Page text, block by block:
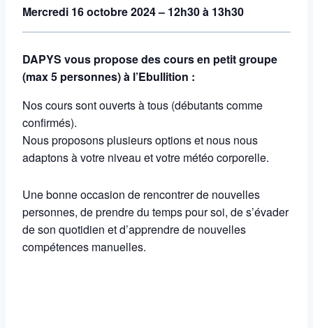
Mercredi 16 octobre 2024 – 12h30 à 13h30
DAPYS vous propose des cours en petit groupe
(max 5 personnes) à l’Ebullition :
Nos cours sont ouverts à tous (débutants comme
confirmés).
Nous proposons plusieurs options et nous nous
adaptons à votre niveau et votre météo corporelle.
Une bonne occasion de rencontrer de nouvelles
personnes, de prendre du temps pour soi, de s’évader
de son quotidien et d’apprendre de nouvelles
compétences manuelles.